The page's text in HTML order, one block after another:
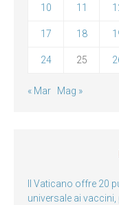
10 11
17 18
24 25
« Mar Mag »
Il Vaticano offre 20
universale ai